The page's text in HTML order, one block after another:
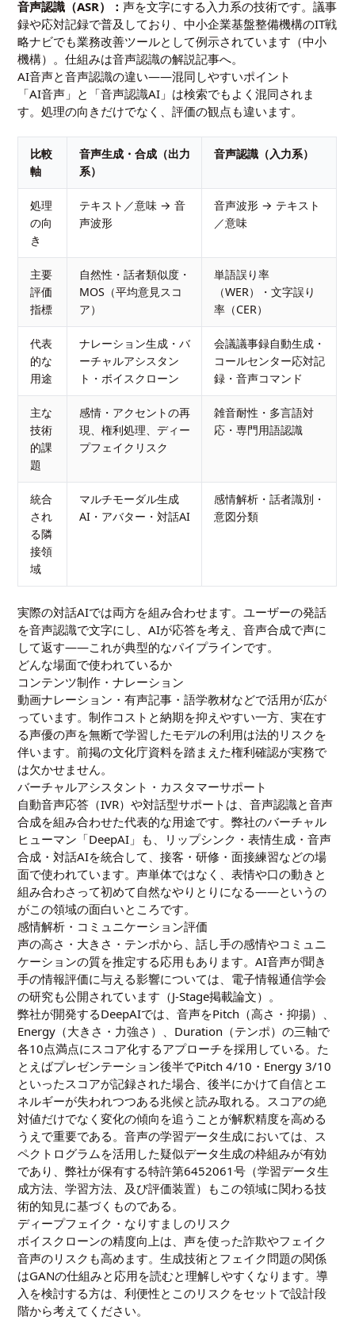
音声認識（ASR）：声を文字にする入力系の技術です。議事
録や応対記録で普及しており、中小企業基盤整備機構のIT戦
略ナビでも業務改善ツールとして例示されています（中小
機構）。仕組みは音声認識の解説記事へ。
AI音声と音声認識の違い――混同しやすいポイント
「AI音声」と「音声認識AI」は検索でもよく混同されま
す。処理の向きだけでなく、評価の観点も違います。
比較
軸
音声生成・合成（出力
系）
音声認識（入力系）
処理
の向
き
テキスト／意味 → 音
声波形
音声波形 → テキスト
／意味
主要
評価
指標
自然性・話者類似度・
MOS（平均意見スコ
ア）
単語誤り率
（WER）・文字誤り
率（CER）
代表
的な
用途
ナレーション生成・バ
ーチャルアシスタン
ト・ボイスクローン
会議議事録自動生成・
コールセンター応対記
録・音声コマンド
主な
技術
的課
題
感情・アクセントの再
現、権利処理、ディー
プフェイクリスク
雑音耐性・多言語対
応・専門用語認識
統合
され
る隣
接領
域
マルチモーダル生成
AI・アバター・対話AI
感情解析・話者識別・
意図分類
実際の対話AIでは両方を組み合わせます。ユーザーの発話
を音声認識で文字にし、AIが応答を考え、音声合成で声に
して返す——これが典型的なパイプラインです。
どんな場面で使われているか
コンテンツ制作・ナレーション
動画ナレーション・有声記事・語学教材などで活用が広が
っています。制作コストと納期を抑えやすい一方、実在す
る声優の声を無断で学習したモデルの利用は法的リスクを
伴います。前掲の文化庁資料を踏まえた権利確認が実務で
は欠かせません。
バーチャルアシスタント・カスタマーサポート
自動音声応答（IVR）や対話型サポートは、音声認識と音声
合成を組み合わせた代表的な用途です。弊社のバーチャル
ヒューマン「DeepAI」も、リップシンク・表情生成・音声
合成・対話AIを統合して、接客・研修・面接練習などの場
面で使われています。声単体ではなく、表情や口の動きと
組み合わさって初めて自然なやりとりになる——というの
がこの領域の面白いところです。
感情解析・コミュニケーション評価
声の高さ・大きさ・テンポから、話し手の感情やコミュニ
ケーションの質を推定する応用もあります。AI音声が聞き
手の情報評価に与える影響については、電子情報通信学会
の研究も公開されています（J-Stage掲載論文）。
弊社が開発するDeepAIでは、音声をPitch（高さ・抑揚）、
Energy（大きさ・力強さ）、Duration（テンポ）の三軸で
各10点満点にスコア化するアプローチを採用している。た
とえばプレゼンテーション後半でPitch 4/10・Energy 3/10
といったスコアが記録された場合、後半にかけて自信とエ
ネルギーが失われつつある兆候と読み取れる。スコアの絶
対値だけでなく変化の傾向を追うことが解釈精度を高める
うえで重要である。音声の学習データ生成においては、ス
ペクトログラムを活用した疑似データ生成の枠組みが有効
であり、弊社が保有する特許第6452061号（学習データ生
成方法、学習方法、及び評価装置） もこの領域に関わる技
術的知見に基づくものである。
ディープフェイク・なりすましのリスク
ボイスクローンの精度向上は、声を使った詐欺やフェイク
音声のリスクも高めます。生成技術とフェイク問題の関係
はGANの仕組みと応用を読むと理解しやすくなります。導
入を検討する方は、利便性とこのリスクをセットで設計段
階から考えてください。